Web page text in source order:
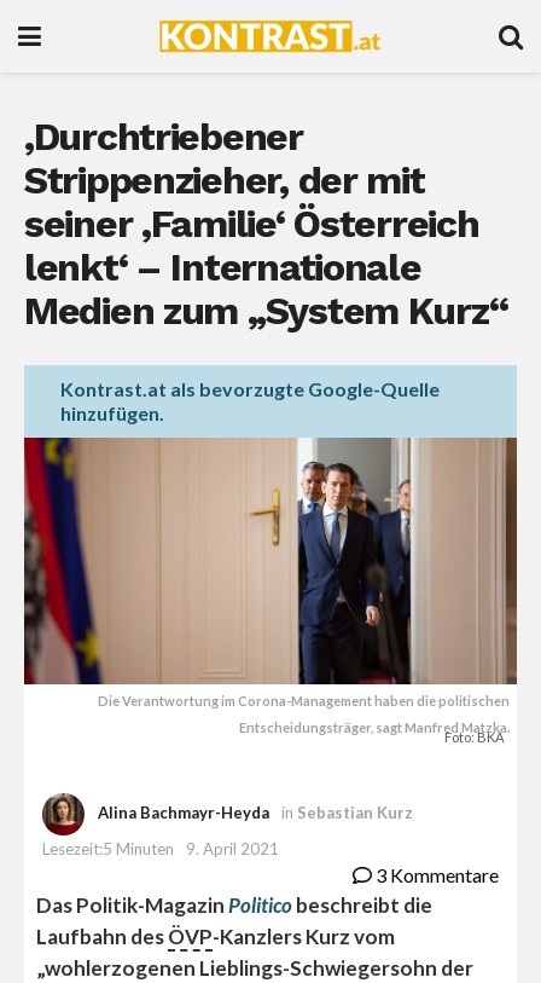
‚Durchtriebener
Strippenzieher, der mit
seiner ‚Familie‘ Österreich
lenkt‘ – Internationale
Medien zum „System Kurz“
Kontrast.at als bevorzugte Google-Quelle
hinzufügen.
Die Verantwortung im Corona-Management haben die politischen
Entscheidungsträger, sagt Manfred Matzka.
Foto: BKA
Alina Bachmayr-Heyda in Sebastian Kurz
Lesezeit:5 Minuten
9. April 2021
3 Kommentare
Das Politik-MagazinPoliticobeschreibt die
Laufbahn desÖVP-Kanzlers Kurz vom
„wohlerzogenen Lieblings-Schwiegersohn der